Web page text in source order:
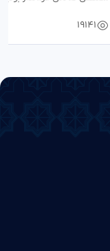
19141